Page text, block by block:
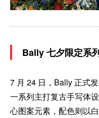
Bally 七夕限定系
7 月 24 日，Bally 正式
一系列主打复古手写体
心图案元素，配色则以